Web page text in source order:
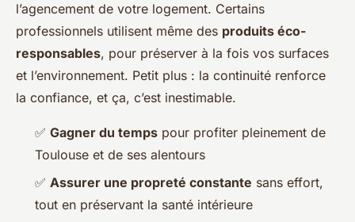
l’agencement de votre logement. Certains
professionnels utilisent même des produits éco-
responsables, pour préserver à la fois vos surfaces
et l’environnement. Petit plus : la continuité renforce
la confiance, et ça, c’est inestimable.
✅ Gagner du temps pour profiter pleinement de
Toulouse et de ses alentours
✅ Assurer une propreté constante sans effort,
tout en préservant la santé intérieure